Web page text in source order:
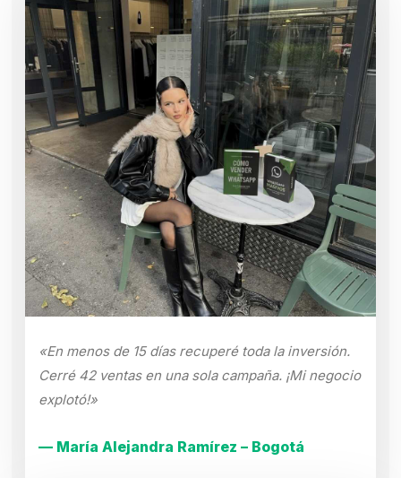
«En menos de 15 días recuperé toda la inversión.
Cerré 42 ventas en una sola campaña. ¡Mi negocio
explotó!»
— María Alejandra Ramírez – Bogotá